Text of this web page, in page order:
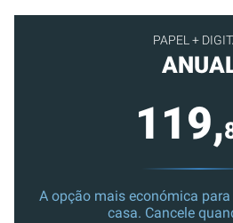
PAPEL +
119,
A opção mais económica para
casa. Cancele